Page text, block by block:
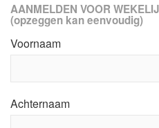
AANMELDEN VOOR
(opzeggen kan eenvoudig)
Voornaam
Achternaam